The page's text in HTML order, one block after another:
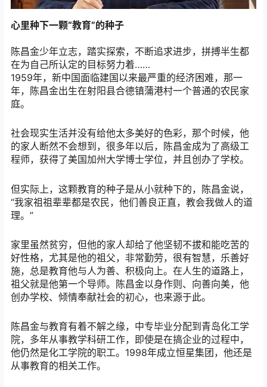
心里种下一颗“教育”的种子
陈昌金少年立志，踏实探索，不断追求进步，拼搏半生都
在为自己所认定的目标努力着……
1959年，新中国面临建国以来最严重的经济困难，那一
年，陈昌金出生在射阳县合德镇蒲港村一个普通的农民家
庭。
社会现实生活并没有给他太多美好的色彩，那个时候，他
的家人断然不会想到，很多年以后，陈昌金成为了高级工
程师，获得了美国加州大学博士学位，并且创办了学校。
但实际上，这颗教育的种子是从小就种下的，陈昌金说，
“我家祖祖辈辈都是农民，他们善良正直，教会我做人的道
理。”
家里虽然贫穷，但他的家人却给了他坚韧不拔和能吃苦的
好性格，尤其是他的祖父，非常勤劳，很有智慧，乐善好
施，总是教育他与人为善、积极向上。在人生的道路上，
祖父就是他第一个导师。陈昌金以身作则、向善向美，他
创办学校、倾情奉献社会的初心，也来源于此。
陈昌金与教育有着不解之缘，中专毕业分配到青岛化工学
院，多年从事教学科研工作，即使是在搞企业的过程中，
他仍然是化工学院的职工。1998年成立恒星集团，他还是
从事教育的相关工作。